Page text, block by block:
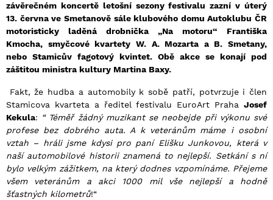
závěrečném koncertě letošní sezony festivalu zazní v úterý
13. června ve Smetanově sále klubového domu Autoklubu ČR
motoristicky laděná drobnička „Na motoru“ Františka
Kmocha, smyčcové kvartety W. A. Mozarta a B. Smetany,
nebo Stamicův fagotový kvintet. Obě akce se konají pod
záštitou ministra kultury Martina Baxy.
Fakt, že hudba a automobily k sobě patří, potvrzuje i člen
Stamicova kvarteta a ředitel festivalu EuroArt Praha Josef
Kekula: “ Téměř žádný muzikant se neobejde při výkonu své
profese bez dobrého auta. A k veteránům máme i osobní
vztah – hráli jsme kdysi pro paní Elišku Junkovou, která v
naší automobilové historii znamená to nejlepší. Setkání s ní
bylo velkým zážitkem, na který dodnes vzpomínáme. Přejeme
všem veteránům a akci 1000 mil vše nejlepší a hodně
šťastných kilometrů!“